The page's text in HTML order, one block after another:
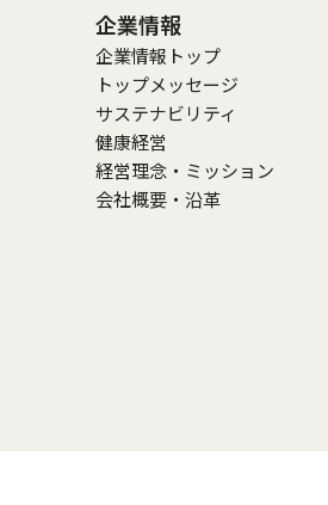
企業情報
企業情報トップ
トップメッセージ
サステナビリティ
健康経営
経営理念・ミッション
会社概要・沿革